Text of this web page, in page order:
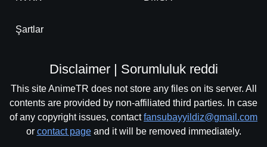
Şartlar
Disclaimer | Sorumluluk reddi
This site AnimeTR does not store any files on its server. All
contents are provided by non-affiliated third parties. In case
of any copyright issues, contactfansubayyildiz@gmail.com
or contact pageand it will be removed immediately.